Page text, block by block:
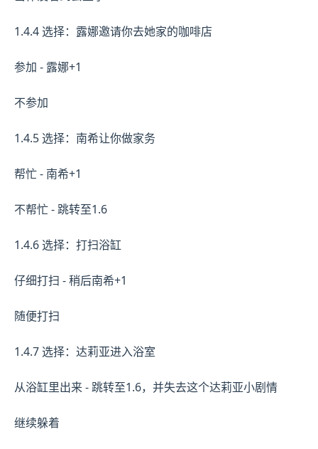
1.4.4 选择：露娜邀请你去她家的咖啡店
参加 - 露娜+1
不参加
1.4.5 选择：南希让你做家务
帮忙 - 南希+1
不帮忙 - 跳转至1.6
1.4.6 选择：打扫浴缸
仔细打扫 - 稍后南希+1
随便打扫
1.4.7 选择：达莉亚进入浴室
从浴缸里出来 - 跳转至1.6，并失去这个达莉亚小剧情
继续躲着